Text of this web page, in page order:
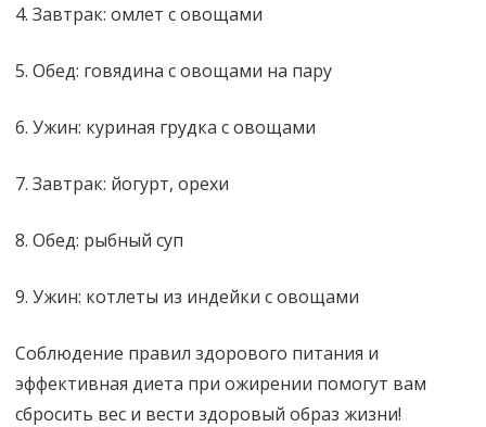
4. Завтрак: омлет с овощами
5. Обед: говядина с овощами на пару
6. Ужин: куриная грудка с овощами
7. Завтрак: йогурт, орехи
8. Обед: рыбный суп
9. Ужин: котлеты из индейки с овощами
Соблюдение правил здорового питания и
эффективная диета при ожирении помогут вам
сбросить вес и вести здоровый образ жизни!